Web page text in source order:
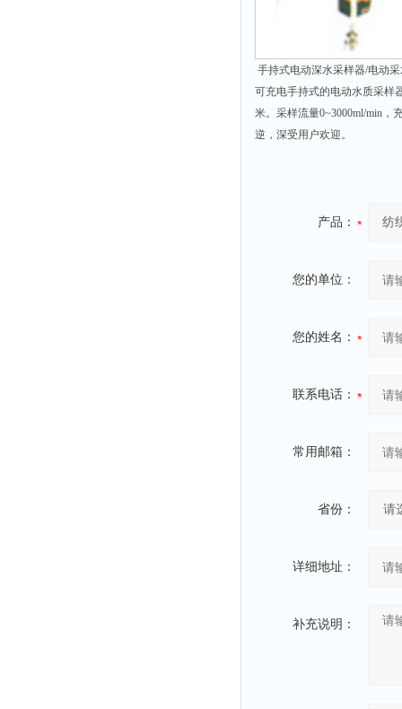
手持式电动深水采样器/电动
可充电手持式的电动水质采样
米。采样流量0~3000ml/min，
逆，深受用户欢迎。
产品：
您的单位：
您的姓名：
联系电话：
常用邮箱：
省份：
详细地址：
补充说明：